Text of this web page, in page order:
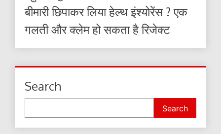
बीमारी छिपाकर लिया हेल्थ इंश्योरेंस ? एक
गलती और क्लेम हो सकता है रिजेक्ट
Search
Search